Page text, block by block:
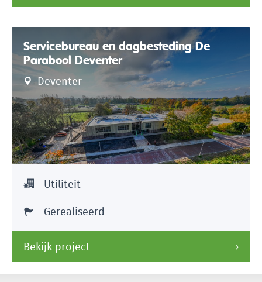
Servicebureau en dagbesteding De
Parabool Deventer
Deventer
Utiliteit
Gerealiseerd
Bekijk project